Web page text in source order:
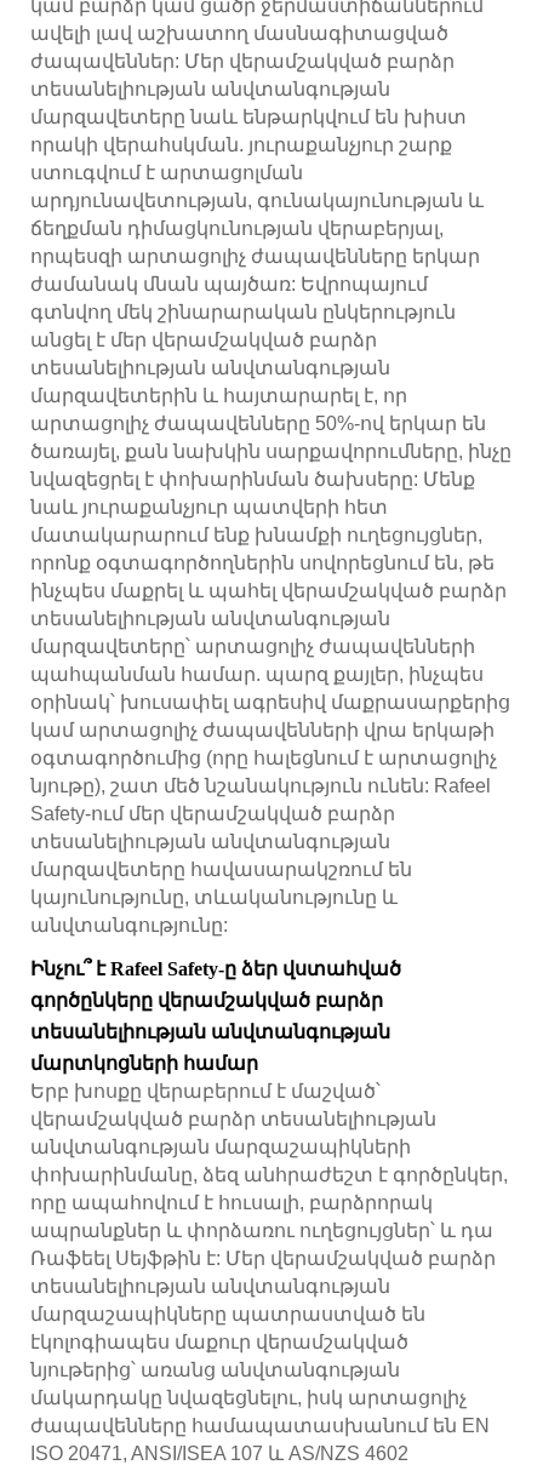
կամ բարձր կամ ցածր ջերմաստիճաններում
ավելի լավ աշխատող մասնագիտացված
ժապավեններ: Մեր վերամշակված բարձր
տեսանելիության անվտանգության
մարզավետերը նաև ենթարկվում են խիստ
որակի վերահսկման. յուրաքանչյուր շարք
ստուգվում է արտացոլման
արդյունավետության, գունակայունության և
ճեղքման դիմացկունության վերաբերյալ,
որպեսզի արտացոլիչ ժապավենները երկար
ժամանակ մնան պայծառ: Եվրոպայում
գտնվող մեկ շինարարական ընկերություն
անցել է մեր վերամշակված բարձր
տեսանելիության անվտանգության
մարզավետերին և հայտարարել է, որ
արտացոլիչ ժապավենները 50%-ով երկար են
ծառայել, քան նախկին սարքավորումները, ինչը
նվազեցրել է փոխարինման ծախսերը: Մենք
նաև յուրաքանչյուր պատվերի հետ
մատակարարում ենք խնամքի ուղեցույցներ,
որոնք օգտագործողներին սովորեցնում են, թե
ինչպես մաքրել և պահել վերամշակված բարձր
տեսանելիության անվտանգության
մարզավետերը՝ արտացոլիչ ժապավենների
պահպանման համար. պարզ քայլեր, ինչպես
օրինակ՝ խուսափել ագրեսիվ մաքրասարքերից
կամ արտացոլիչ ժապավենների վրա երկաթի
օգտագործումից (որը հալեցնում է արտացոլիչ
նյութը), շատ մեծ նշանակություն ունեն: Rafeel
Safety-ում մեր վերամշակված բարձր
տեսանելիության անվտանգության
մարզավետերը հավասարակշռում են
կայունությունը, տևականությունը և
անվտանգությունը:
Ինչու՞ է Rafeel Safety-ը ձեր վստահված
գործընկերը վերամշակված բարձր
տեսանելիության անվտանգության
մարտկոցների համար
Երբ խոսքը վերաբերում է մաշված՝
վերամշակված բարձր տեսանելիության
անվտանգության մարզաշապիկների
փոխարինմանը, ձեզ անհրաժեշտ է գործընկեր,
որը ապահովում է հուսալի, բարձրորակ
ապրանքներ և փորձառու ուղեցույցներ՝ և դա
Ռաֆեել Սեյֆթին է: Մեր վերամշակված բարձր
տեսանելիության անվտանգության
մարզաշապիկները պատրաստված են
էկոլոգիապես մաքուր վերամշակված
նյութերից՝ առանց անվտանգության
մակարդակը նվազեցնելու, իսկ արտացոլիչ
ժապավենները համապատասխանում են EN
ISO 20471, ANSI/ISEA 107 և AS/NZS 4602